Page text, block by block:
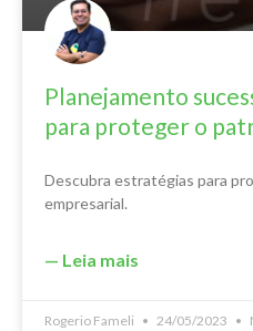
Planejamento
para proteger o
Descubra estratégias para
empresarial.
— Leia mais
Rogerio Fameli 24/05/2023